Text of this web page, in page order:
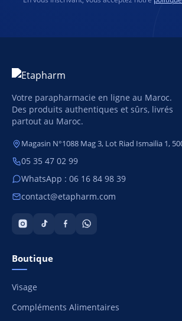
Votre parapharmacie en ligne au Maroc.
Des produits authentiques et sûrs, livrés
partout au Maroc.
Magasin N°1088 Mag 3, Lot Riad Ismailia 1,
05 35 47 02 99
WhatsApp : 06 16 84 98 39
contact@etapharm.com
Boutique
Visage
Compléments Alimentaires